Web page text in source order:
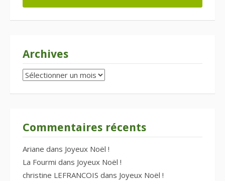
Archives
Archives
Commentaires récents
Ariane dans Joyeux Noël !
La Fourmi dans Joyeux Noël !
christine LEFRANCOIS dans Joyeux Noël !